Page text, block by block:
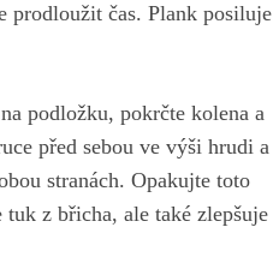
prodloužit čas. Plank posiluje
podložku, pokrčte kolena a
před sebou ve výši hrudi a
stranách. Opakujte toto
z břicha, ale také zlepšuje